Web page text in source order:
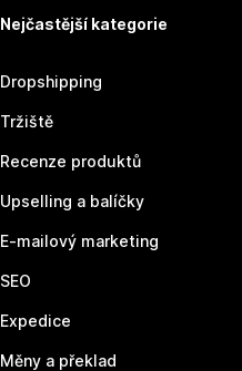
Nejčastější kategorie
Dropshipping
Tržiště
Recenze produktů
Upselling a balíčky
E-mailový marketing
SEO
Expedice
Měny a překlad